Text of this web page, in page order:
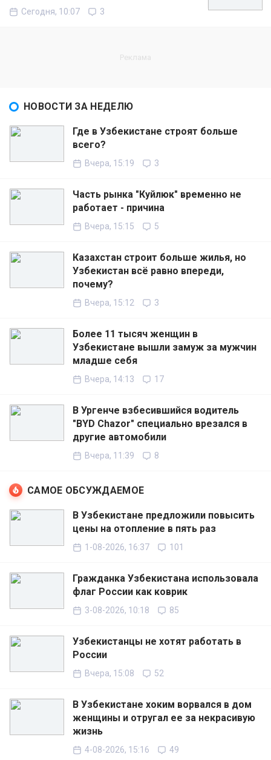
Сегодня, 10:07 3
НОВОСТИ ЗА НЕДЕЛЮ
Где в Узбекистане строят больше
всего?
Вчера, 15:19 3
Часть рынка "Куйлюк" временно не
работает - причина
Вчера, 15:15 5
Казахстан строит больше жилья, но
Узбекистан всё равно впереди,
почему?
Вчера, 15:12 3
Более 11 тысяч женщин в
Узбекистане вышли замуж за мужчин
младше себя
Вчера, 14:13 17
В Ургенче взбесившийся водитель
"BYD Chazor" специально врезался в
другие автомобили
Вчера, 11:39 8
САМОЕ ОБСУЖДАЕМОЕ
В Узбекистане предложили повысить
цены на отопление в пять раз
1-08-2026, 16:37 101
Гражданка Узбекистана использовала
флаг России как коврик
3-08-2026, 10:18 85
Узбекистанцы не хотят работать в
России
Вчера, 15:08 52
В Узбекистане хоким ворвался в дом
женщины и отругал ее за некрасивую
жизнь
4-08-2026, 15:16 49